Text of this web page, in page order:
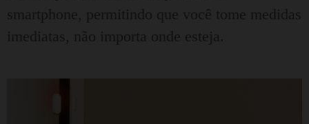
smartphone, permitindo que você tome medidas
imediatas, não importa onde esteja.